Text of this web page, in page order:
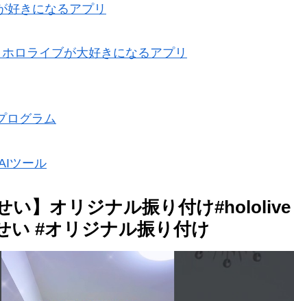
きになるアプリ
ロライブが大好きになるアプリ
ログラム
ツール
い】オリジナル振り付け
い #オリジナル振り付け